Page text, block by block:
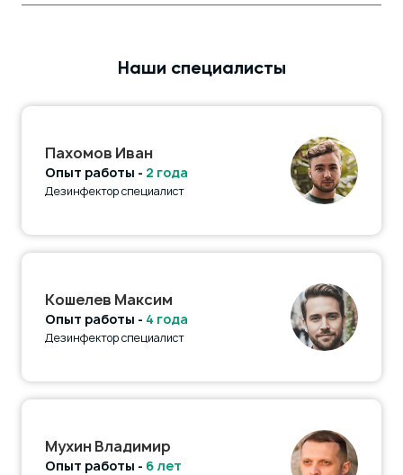
Наши специалисты
Пахомов Иван
Опыт работы - 2 года
Дезинфектор специалист
Кошелев Максим
Опыт работы - 4 года
Дезинфектор специалист
Мухин Владимир
Опыт работы - 6 лет